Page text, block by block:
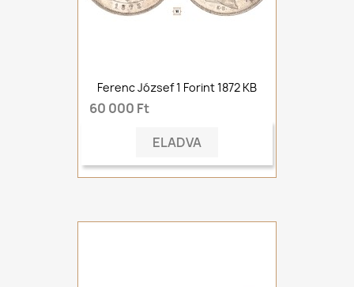
Ferenc József 1 Forint 1872 KB
60 000 Ft
ELADVA